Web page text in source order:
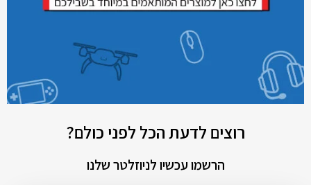
רוצים לדעת הכל לפני כולם?
הרשמו עכשיו לניוזלטר שלנו